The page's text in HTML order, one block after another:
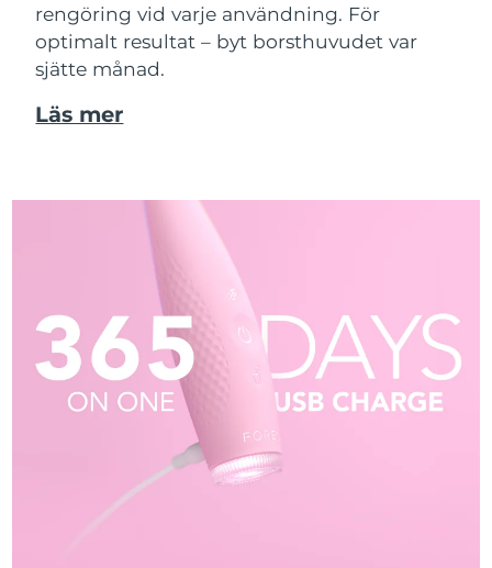
rengöring vid varje användning. För
optimalt resultat – byt borsthuvudet var
sjätte månad.
Läs mer